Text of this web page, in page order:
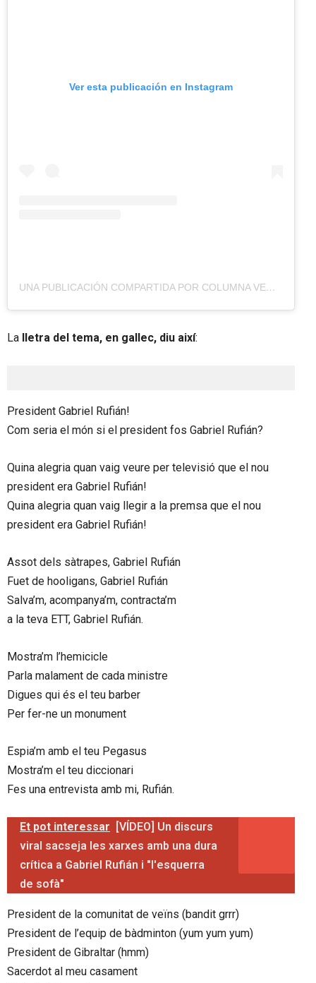
Ver esta publicación en Instagram
UNA PUBLICACIÓN COMPARTIDA POR COLUMNA VEGANA (@COLUMNAVEGANISIMA)
La lletra del tema, en gallec, diu així:
President Gabriel Rufián!
Com seria el món si el president fos Gabriel Rufián?
Quina alegria quan vaig veure per televisió que el nou
president era Gabriel Rufián!
Quina alegria quan vaig llegir a la premsa que el nou
president era Gabriel Rufián!
Assot dels sàtrapes, Gabriel Rufián
Fuet de hooligans, Gabriel Rufián
Salva’m, acompanya’m, contracta’m
a la teva ETT, Gabriel Rufián.
Mostra’m l’hemicicle
Parla malament de cada ministre
Digues qui és el teu barber
Per fer-ne un monument
Espia’m amb el teu Pegasus
Mostra’m el teu diccionari
Fes una entrevista amb mi, Rufián.
Et pot interessar
[VÍDEO] Un discurs
viral sacseja les xarxes amb una dura
crítica a Gabriel Rufián i "l'esquerra
de sofà"
President de la comunitat de veïns (bandit grrr)
President de l’equip de bàdminton (yum yum yum)
President de Gibraltar (hmm)
Sacerdot al meu casament